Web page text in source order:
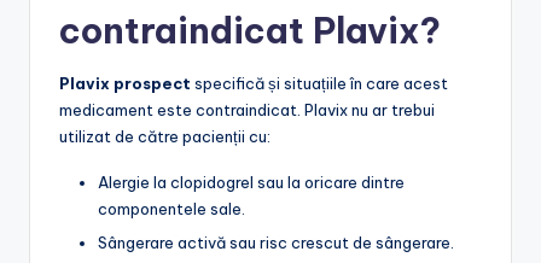
contraindicat Plavix?
Plavix prospect specifică și situațiile în care acest
medicament este contraindicat. Plavix nu ar trebui
utilizat de către pacienții cu:
Alergie la clopidogrel sau la oricare dintre
componentele sale.
Sângerare activă sau risc crescut de sângerare.